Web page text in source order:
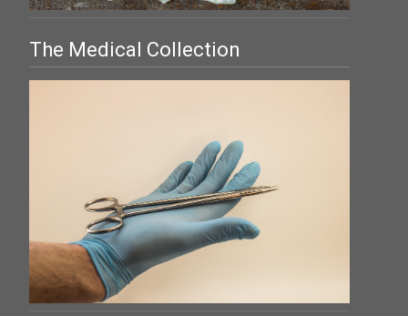
The Medical Collection